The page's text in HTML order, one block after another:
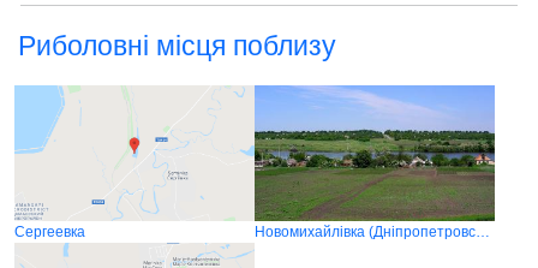
Риболовні місця поблизу
Сергеевка Новомихайлівка (Дніпропетровська область)